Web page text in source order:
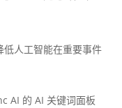
人工智能在重要事件
AI 的 AI 关键词面板